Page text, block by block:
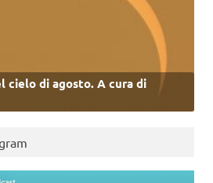
cielo di agosto. A cura di